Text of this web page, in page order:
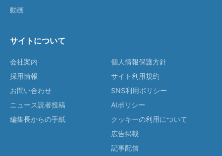
動画
サイトについて
会社案内
採用情報
お問い合わせ
ニュース読者投稿
編集長からの手紙
個人情報保護方針
サイト利用規約
SNS利用ポリシー
AIポリシー
クッキーの利用について
広告掲載
記事配信